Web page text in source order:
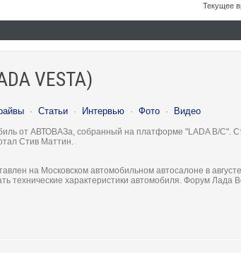
Текущее
VESTA)
· Статьи · Интервью · Фото · Видео
от АВТОВАЗа, собранный на платформе "LADA B/C".
Стив Маттин.
на Московском автомобильном автосалоне в
технические характеристики автомобиля. Форум